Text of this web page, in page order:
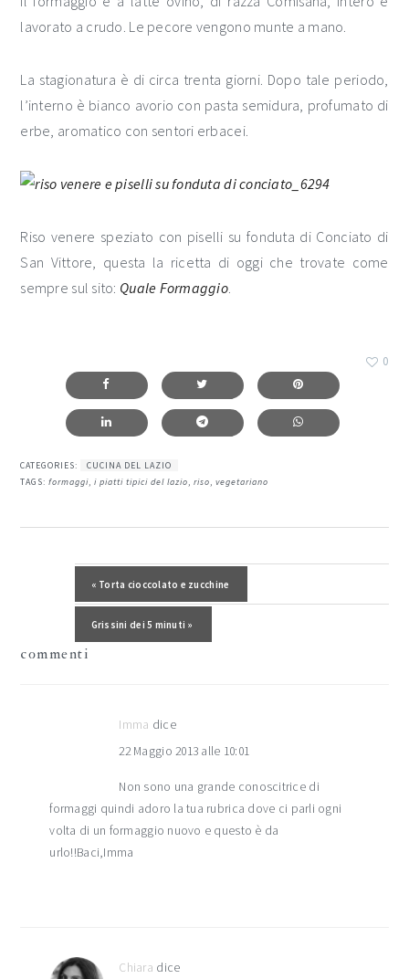
lavorato a crudo. Le pecore vengono munte a mano.
La stagionatura è di circa trenta giorni. Dopo tale periodo,
l’interno è bianco avorio con pasta semidura, profumato di
erbe, aromatico con sentori erbacei.
Riso venere speziato con piselli su fonduta di Conciato di
San Vittore, questa la ricetta di oggi che trovate come
sempre sul sito: Quale Formaggio.
0
CATEGORIES:
CUCINA DEL LAZIO
TAGS:formaggi,i piatti tipici del lazio,riso,vegetariano
Post precedente:
« Torta cioccolato e zucchine
Post successivo:
Grissini dei 5 minuti »
lettore
commenti
Imma dice
22 Maggio 2013 alle 10:01
Non sono una grande conoscitrice di
formaggi quindi adoro la tua rubrica dove ci parli ogni
volta di un formaggio nuovo e questo è da
urlo!!Baci,Imma
Chiara dice